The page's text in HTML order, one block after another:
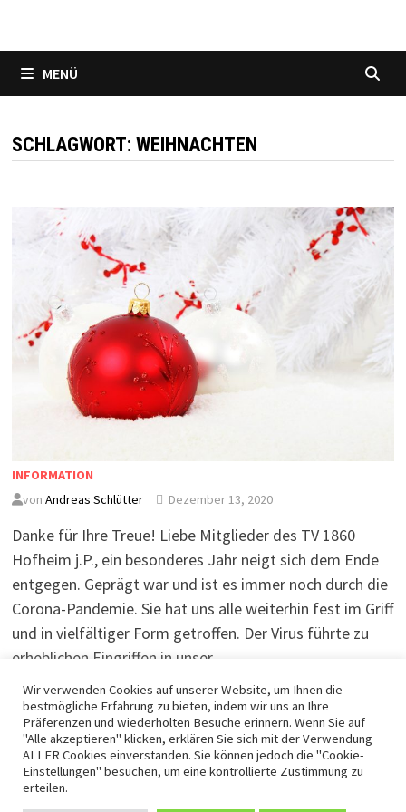
MENÜ
SCHLAGWORT: WEIHNACHTEN
INFORMATION
von Andreas Schlütter Dezember 13, 2020
Danke für Ihre Treue! Liebe Mitglieder des TV 1860
Hofheim j.P., ein besonderes Jahr neigt sich dem Ende
entgegen. Geprägt war und ist es immer noch durch die
Corona-Pandemie. Sie hat uns alle weiterhin fest im Griff
und in vielfältiger Form getroffen. Der Virus führte zu
erheblichen Eingriffen in unser …
WEITERLESEN
Wir verwenden Cookies auf unserer Website, um Ihnen die
bestmögliche Erfahrung zu bieten, indem wir uns an Ihre
Präferenzen und wiederholten Besuche erinnern. Wenn Sie auf
"Alle akzeptieren" klicken, erklären Sie sich mit der Verwendung
ALLER Cookies einverstanden. Sie können jedoch die "Cookie-
Einstellungen" besuchen, um eine kontrollierte Zustimmung zu
erteilen.